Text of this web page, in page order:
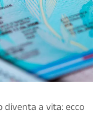
diventa a vita: ecco